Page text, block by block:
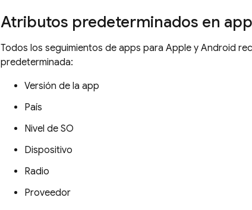
Atributos predeterminados en
Todos los seguimientos de apps para Apple y Android
predeterminada:
Versión de la app
País
Nivel de SO
Dispositivo
Radio
Proveedor